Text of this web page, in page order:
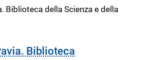
Biblioteca della Scienza e della
Biblioteca